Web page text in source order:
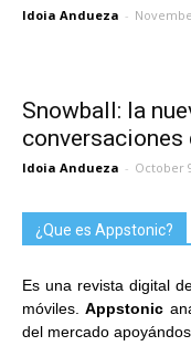
Idoia Andueza -
Snowball: la
conversaciones
Idoia Andueza - October
¿Que es Appstonic?
Es una revista digital
móviles.Appstonic
del mercado